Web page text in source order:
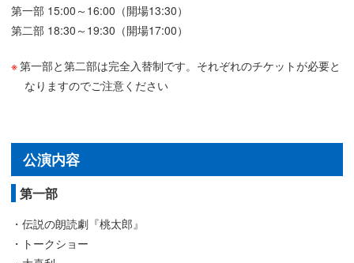
第一部 15:00～16:00（開場13:30）
第二部 18:30～19:30（開場17:00）
第一部と第二部は完全入替制です。それぞれのチケットが必要と
なりますのでご注意ください
公演内容
第一部
・伝説の朗読劇『桃太郎』
・トークショー